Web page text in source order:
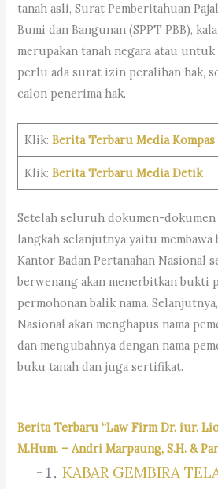
tanah asli, Surat Pemberitahuan
Bumi dan Bangunan (SPPT PBB),
merupakan tanah negara atau
perlu ada surat izin peralihan hak,
calon penerima hak.
Klik: Berita Terbaru Media Kompas
Klik: Berita Terbaru Media Detik
Setelah seluruh dokumen-dokumen
langkah selanjutnya yaitu membawa
Kantor Badan Pertanahan Nasional
berwenang akan menerbitkan bukti
permohonan balik nama.
Nasional akan menghapus nama
dan mengubahnya dengan nama
buku tanah dan juga sertifikat.
Berita Terbaru “Law Firm Dr. iur.
M.Hum. – Andri Marpaung, S.H. &
KABAR GEMBIRA